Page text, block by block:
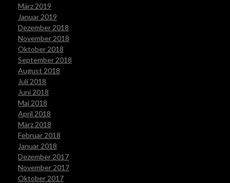
März 2019
Januar 2019
Dezember 2018
November 2018
Oktober 2018
September 2018
August 2018
Juli 2018
Juni 2018
Mai 2018
April 2018
März 2018
Februar 2018
Januar 2018
Dezember 2017
November 2017
Oktober 2017